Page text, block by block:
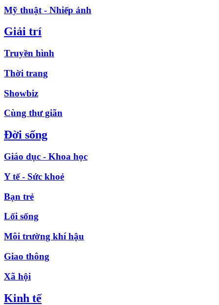
Mỹ thuật - Nhiếp ảnh
Giải trí
Truyền hình
Thời trang
Showbiz
Cùng thư giãn
Đời sống
Giáo dục - Khoa học
Y tế - Sức khoẻ
Bạn trẻ
Lối sống
Môi trường khí hậu
Giao thông
Xã hội
Kinh tế